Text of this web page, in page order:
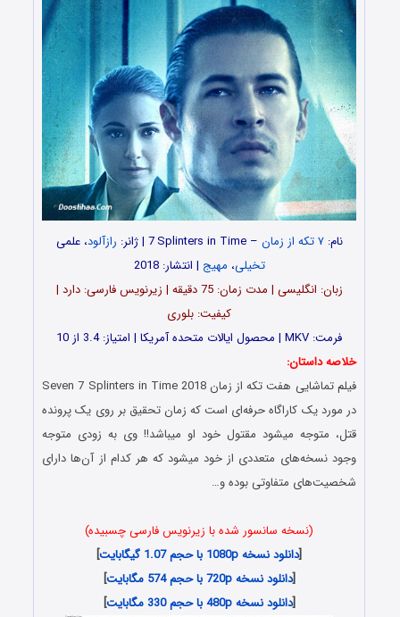
نام:۷ تکه از زمان – 7
iSplinters in Time | ژانر: رازآلود، علمی
تخیلی، مهیج | انتشار: 2018
زبان: انگلیسی | مدت زمان: 75 دقیقه | زیرنویس فارسی: دارد |
کیفیت: بلوری
فرمت: MKV | محصول ایالات متحده آمریکا | امتیاز: 3.4 از 10
خلاصه داستان:
فیلم تماشایی هفت تکه از زمان Seven 7 Splinters in Time 2018
در مورد یک کاراگاه حرفه‌ای است که زمان تحقیق بر روی یک پرونده
قتل، متوجه میشود مقتول خود او میباشد!! وی به زودی متوجه
وجود نسخه‌های متعددی از خود میشود که هر کدام از آن‌ها دارای
شخصیت‌های متفاوتی بوده و…
(نسخه سانسور شده با زیرنویس فارسی چسبیده)
[دانلود نسخه 1080p با حجم 1.07 گیگابایت
]
[دانلود نسخه 720p با حجم 574 مگابایت
]
[دانلود نسخه 480p با حجم 330 مگابایت ]